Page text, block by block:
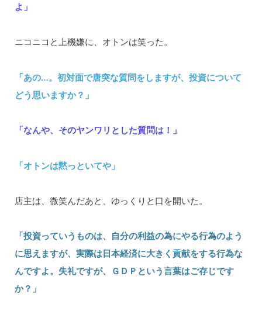
よ」
ニコニコと上機嫌に、オトンは笑った。
「あの…。初対面で唐突な質問をしますが、投資について
どう思いますか？」
「なんや、そのヤンワリとした質問は！」
「オトンは黙っといてや」
店主は、微笑んだあと、ゆっくりと口を開いた。
「投資っていうものは、自分の利益の為にやる行為のよう
に思えますが、実際は日本経済に大きく貢献をする行為な
んですよ。失礼ですが、ＧＤＰという言葉はご存じです
か？」